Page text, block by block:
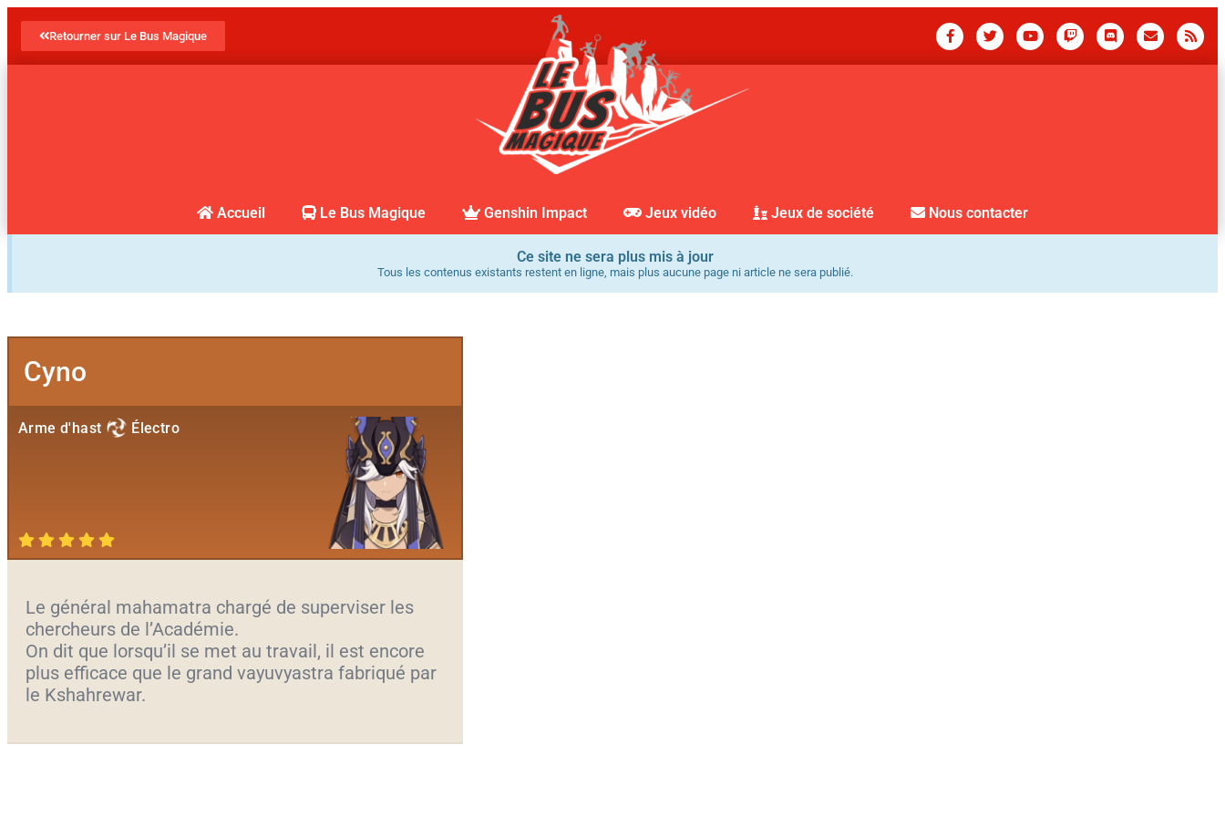
Retourner sur Le Bus Magique
Accueil Le Bus Magique Genshin Impact Jeux vidéo Jeux de société Nous contacter
Ce site ne sera plus mis à jour
Tous les contenus existants restent en ligne, mais plus aucune page ni article ne sera publié.
Cyno
Arme d'hast Électro
Le général mahamatra chargé de superviser les
chercheurs de l’Académie.
On dit que lorsqu’il se met au travail, il est encore
plus efficace que le grand vayuvyastra fabriqué par
le Kshahrewar.